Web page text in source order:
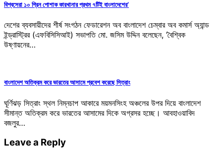
বিশ্বসেরা ১০ গ্রিন পোশাক কারখানার প্রথম ৭টিই বাংলাদেশের’
দেশের ব্যবসায়ীদের শীর্ষ সংগঠন ফেডারেশন অব বাংলাদেশ চেম্বার অব কমার্স অ্যান্ড
ইন্ড্রাস্ট্রির (এফবিসিসিআই) সভাপতি মো. জসিম উদ্দিন বলেছেন, ‌‘বৈশ্বিক
উষ্ণায়নের…
বাংলাদেশ অতিক্রম করে ভারতের আসামে প্রবেশ করেছে সিত্রাং
ঘূর্ণিঝড় সিত্রাং স্থল নিম্নচাপ আকারে ময়মনসিংহ অঞ্চলের উপর দিয়ে বাংলাদেশ
সীমান্ত অতিক্রম করে ভারতের আসামের দিকে অগ্রসর হচ্ছে। আবহাওয়াবিদ
বজলুর…
Leave a Reply